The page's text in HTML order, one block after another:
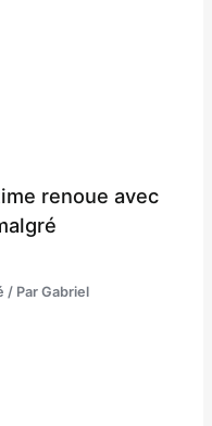
renoue avec
/ ParGabriel